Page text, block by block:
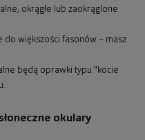
okrągłe lub zaokrąglone
do większości fasonów – masz
będą oprawki typu "kocie
okulary